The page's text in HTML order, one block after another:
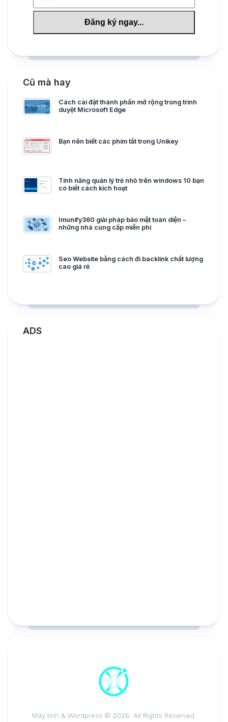
Cũ mà hay
Cách cài đặt thành phần mở rộng trong trình
duyệt Microsoft Edge
Bạn nên biết các phím tắt trong Unikey
Tính năng quản lý trẻ nhỏ trên windows 10 bạn
có biết cách kích hoạt
Imunify360 giải pháp bảo mật toàn diện –
những nhà cung cấp miễn phí
Seo Website bằng cách đi backlink chất lượng
cao giá rẻ
ADS
Máy tính & Wordpress © 2026. All Rights Reserved.